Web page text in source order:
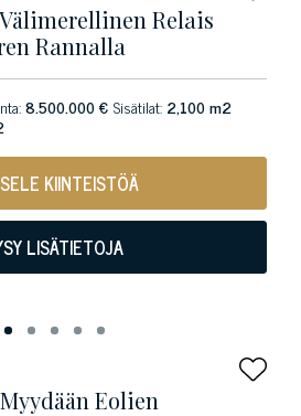
Relais
Rannalla
8.500.000 € Sisätilat: 2,100 m2
KIINTEISTÖÄ
LISÄTIETOJA
Eolien